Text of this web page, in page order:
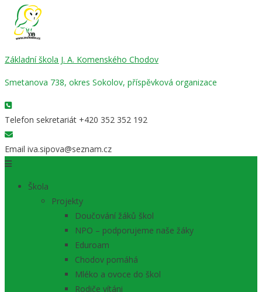
Základní škola J. A. Komenského Chodov
Smetanova 738, okres Sokolov, příspěvková organizace
Telefon sekretariát +420 352 352 192
Email iva.sipova@seznam.cz
Škola
Projekty
Doučování žáků škol
NPO – podporujeme naše žáky
Eduroam
Chodov pomáhá
Mléko a ovoce do škol
Rodiče vítáni